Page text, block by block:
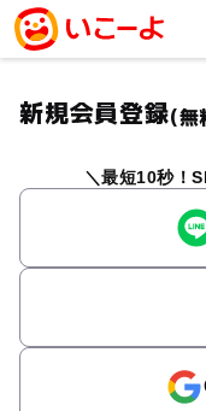
新規会員登録(無
最短10秒！